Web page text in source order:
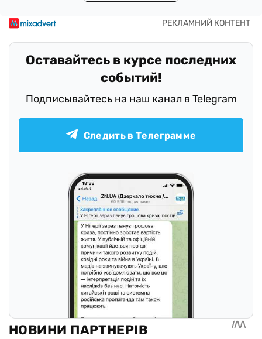
Оставайтесь в курсе последних
событий!
Подписывайтесь на наш канал в Telegram
Следить в Телеграмме